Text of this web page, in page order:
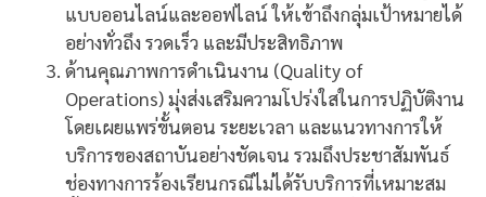
แบบออนไลน์และออฟไลน์ ให้เข้าถึงกลุ่มเป้าหมายได้
อย่างทั่วถึง รวดเร็ว และมีประสิทธิภาพ
ด้านคุณภาพการดำเนินงาน (Quality of
Operations) มุ่งส่งเสริมความโปร่งใสในการปฏิบัติงาน
โดยเผยแพร่ขั้นตอน ระยะเวลา และแนวทางการให้
บริการของสถาบันอย่างชัดเจน รวมถึงประชาสัมพันธ์
ช่องทางการร้องเรียนกรณีไม่ได้รับบริการที่เหมาะสม